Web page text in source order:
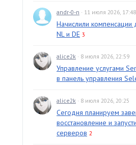
andr-0-n · 11 июля 2026, 17:48
Начислили компенсации
NL и DE 3
alice2k · 8 июля 2026, 22:59
Управление услугами
в панель управления
alice2k · 8 июля 2026, 20:25
Сегодня планируем
восстановление и
серверов 2